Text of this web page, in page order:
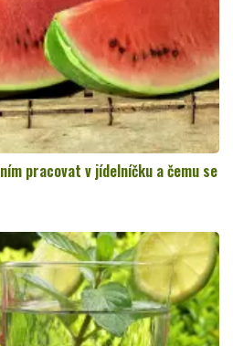
pracovat v jídelníčku a čemu se